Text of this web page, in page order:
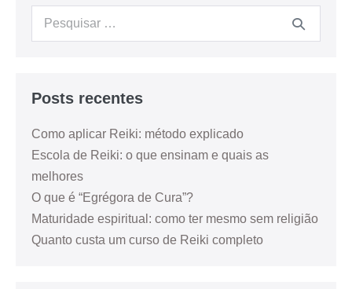
Posts recentes
Como aplicar Reiki: método explicado
Escola de Reiki: o que ensinam e quais as
melhores
O que é “Egrégora de Cura”?
Maturidade espiritual: como ter mesmo sem religião
Quanto custa um curso de Reiki completo